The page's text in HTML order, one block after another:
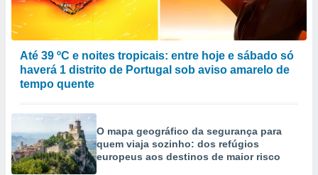
Até 39 ºC e noites tropicais: entre hoje e sábado só
haverá 1 distrito de Portugal sob aviso amarelo de
tempo quente
O mapa geográfico da segurança para
quem viaja sozinho: dos refúgios
europeus aos destinos de maior risco